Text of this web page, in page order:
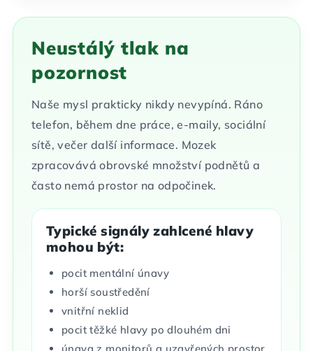
Neustálý tlak na
pozornost
Naše mysl prakticky nikdy nevypíná. Ráno
telefon, během dne práce, e-maily, sociální
sítě, večer další informace. Mozek
zpracovává obrovské množství podnětů a
často nemá prostor na odpočinek.
Typické signály zahlcené hlavy
mohou být:
pocit mentální únavy
horší soustředění
vnitřní neklid
pocit těžké hlavy po dlouhém dni
únava z monitorů a uzavřených prostor